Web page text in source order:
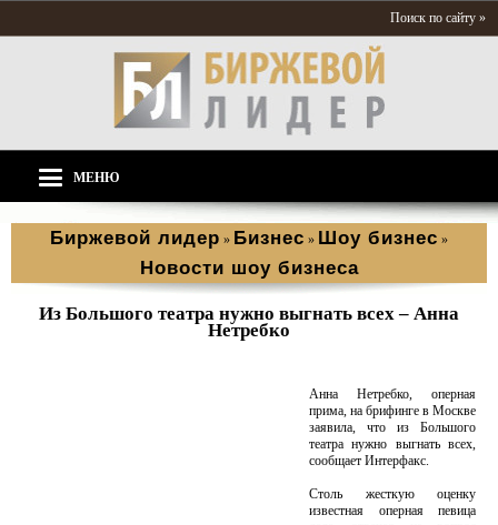
Поиск по сайту »
МЕНЮ
Биржевой лидер » Бизнес » Шоу бизнес »
Новости шоу бизнеса
Из Большого театра нужно выгнать всех – Анна
Нетребко
Анна Нетребко, оперная
прима, на брифинге в Москве
заявила, что из Большого
театра нужно выгнать всех,
сообщает Интерфакс.
Столь жесткую оценку
известная оперная певица